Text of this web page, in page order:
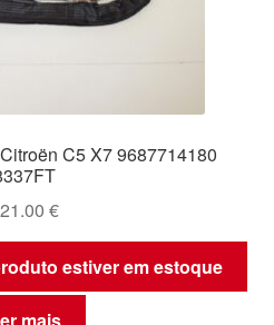
C5 X7 9687714180
€
estiver em estoque